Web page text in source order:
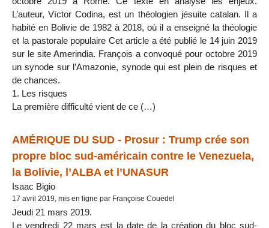
L’auteur, Víctor Codina, est un théologien jésuite catalan. Il a
habité en Bolivie de 1982 à 2018, où il a enseigné la théologie
et la pastorale populaire Cet article a été publié le 14 juin 2019
sur le site Amerindia. François a convoqué pour octobre 2019
un synode sur l’Amazonie, synode qui est plein de risques et
de chances.
1. Les risques
La première difficulté vient de ce (…)
AMÉRIQUE DU SUD - Prosur : Trump crée son
propre bloc sud-américain contre le Venezuela,
la Bolivie, l’ALBA et l’UNASUR
Isaac Bigio
17 avril 2019, mis en ligne par Françoise Couëdel
Jeudi 21 mars 2019.
Le vendredi 22 mars est la date de la création du bloc sud-